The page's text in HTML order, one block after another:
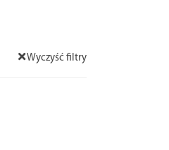
Wyczyść filtry